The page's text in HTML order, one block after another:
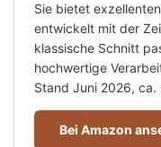
Sie bietet
entwickelt mit der
klassische Schnitt
hochwertige
Stand Juni 2026,
Bei Amazon